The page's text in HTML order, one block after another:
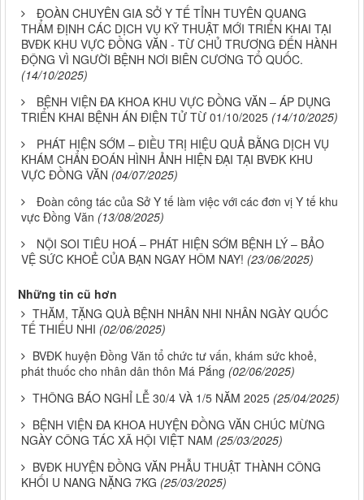
ĐOÀN CHUYÊN GIA SỞ Y TẾ TỈNH TUYÊN QUANG
THẨM ĐỊNH CÁC DỊCH VỤ KỸ THUẬT MỚI TRIỂN KHAI TẠI
BVĐK KHU VỰC ĐỒNG VĂN - TỪ CHỦ TRƯƠNG ĐẾN HÀNH
ĐỘNG VÌ NGƯỜI BỆNH NƠI BIÊN CƯƠNG TỔ QUỐC.
(14/10/2025)
BỆNH VIỆN ĐA KHOA KHU VỰC ĐỒNG VĂN – ÁP DỤNG
TRIỂN KHAI BỆNH ÁN ĐIỆN TỬ TỪ 01/10/2025 (14/10/2025)
PHÁT HIỆN SỚM – ĐIỀU TRỊ HIỆU QUẢ BẰNG DỊCH VỤ
KHÁM CHẨN ĐOÁN HÌNH ẢNH HIỆN ĐẠI TẠI BVĐK KHU
VỰC ĐỒNG VĂN (04/07/2025)
Đoàn công tác của Sở Y tế làm việc với các đơn vị Y tế khu
vực Đồng Văn (13/08/2025)
NỘI SOI TIÊU HOÁ – PHÁT HIỆN SỚM BỆNH LÝ – BẢO
VỆ SỨC KHOẺ CỦA BẠN NGAY HÔM NAY! (23/06/2025)
Những tin cũ hơn
THĂM, TẶNG QUÀ BỆNH NHÂN NHI NHÂN NGÀY QUỐC
TẾ THIẾU NHI (02/06/2025)
BVĐK huyện Đồng Văn tổ chức tư vấn, khám sức khoẻ,
phát thuốc cho nhân dân thôn Má Pắng (02/06/2025)
THÔNG BÁO NGHỈ LỄ 30/4 VÀ 1/5 NĂM 2025 (25/04/2025)
BỆNH VIỆN ĐA KHOA HUYỆN ĐỒNG VĂN CHÚC MỪNG
NGÀY CÔNG TÁC XÃ HỘI VIỆT NAM (25/03/2025)
BVĐK HUYỆN ĐỒNG VĂN PHẪU THUẬT THÀNH CÔNG
KHỐI U NANG NẶNG 7KG (25/03/2025)